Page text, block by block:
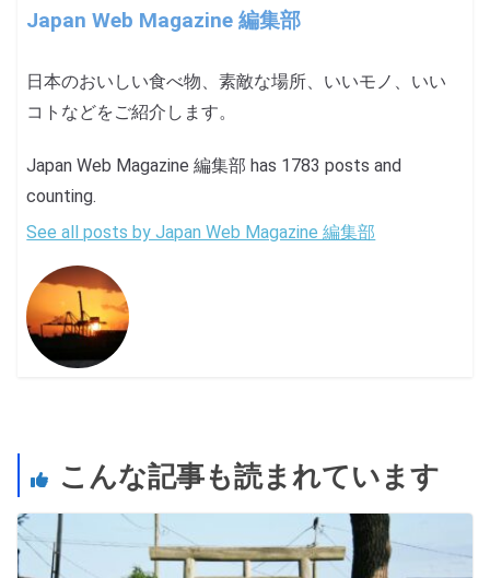
Japan Web Magazine 編集部
日本のおいしい食べ物、素敵な場所、いいモノ、いい
コトなどをご紹介します。
Japan Web Magazine 編集部 has 1783 posts and
counting.
See all posts by Japan Web Magazine 編集部
こんな記事も読まれています